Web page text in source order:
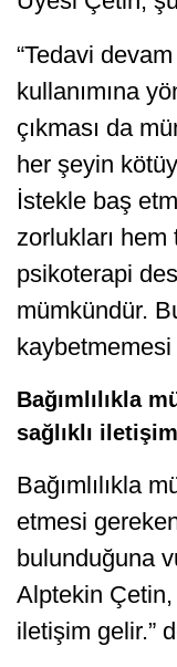
“Tedavi
kullanımına
çıkması da
her şeyin
İstekle baş
zorlukları hem
psikoterapi
mümkündür.
kaybetmemesi
Bağımlılıkla
sağlıklı
Bağımlılıkla
etmesi
bulunduğuna
Alptekin Çetin,
iletişim gelir.”